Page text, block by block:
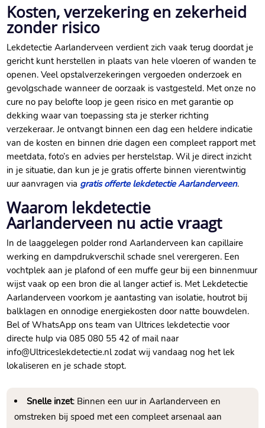
Kosten, verzekering en zekerheid
zonder risico
Lekdetectie Aarlanderveen verdient zich vaak terug doordat je
gericht kunt herstellen in plaats van hele vloeren of wanden te
openen.​ Veel opstalverzekeringen vergoeden onderzoek en
gevolgschade wanneer de oorzaak is vastgesteld.​ Met onze no
cure no pay belofte loop je geen risico en met garantie op
dekking waar van toepassing sta je sterker richting
verzekeraar.​ Je ontvangt binnen een dag een heldere indicatie
van de kosten en binnen drie dagen een compleet rapport met
meetdata, foto’s en advies per herstelstap.​ Wil je direct inzicht
in je situatie, dan kun je je gratis offerte binnen vierentwintig
uur aanvragen via gratis offerte lekdetectie Aarlanderveen.​
Waarom lekdetectie
Aarlanderveen nu actie vraagt
In de laaggelegen polder rond Aarlanderveen kan capillaire
werking en dampdrukverschil schade snel verergeren.​ Een
vochtplek aan je plafond of een muffe geur bij een binnenmuur
wijst vaak op een bron die al langer actief is.​ Met Lekdetectie
Aarlanderveen voorkom je aantasting van isolatie, houtrot bij
balklagen en onnodige energiekosten door natte bouwdelen.​
Bel of WhatsApp ons team van Ultrices lekdetectie voor
directe hulp via 085 080 55 42 of mail naar
info@Ultriceslekdetectie.​nl zodat wij vandaag nog het lek
lokaliseren en je schade stopt.​
Snelle inzet: Binnen een uur in Aarlanderveen en
omstreken bij spoed met een compleet arsenaal aan